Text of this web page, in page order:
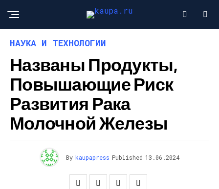
НАУКА И ТЕХНОЛОГИИ
Названы Продукты,
Повышающие Риск
Развития Рака
Молочной Железы
By kaupapress Published 13.06.2024